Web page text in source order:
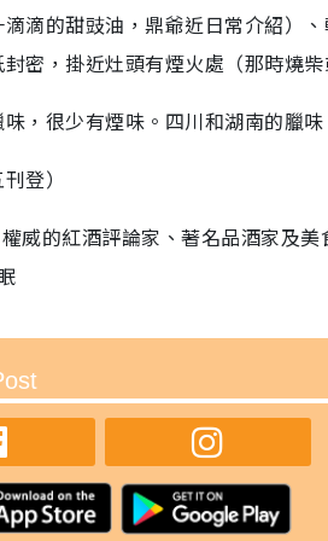
滴的甜豉油，鼎爺近日常介紹）
密，掛近灶頭有煙火處（那時燒
，很少有煙味。四川和湖南的臘
登）
威的紅酒評論家、著名品酒家及